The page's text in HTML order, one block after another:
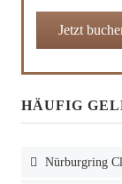
Jetzt
HÄUFIG
Nürburgring